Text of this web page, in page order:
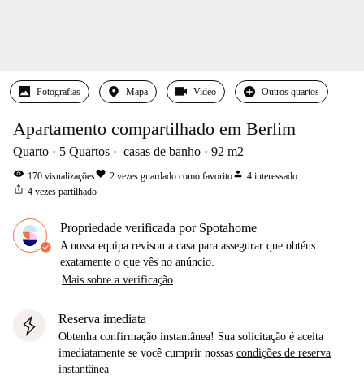
Fotografias Mapa Video Outros quartos
Apartamento compartilhado em Berlim
Quarto 5 Quartos casas de banho 92 m2
visibility 170 visualizaçõesfavorite 2 vezes guardado como favoritoperson 4 interessado
ios_share 4 vezes partilhado
Propriedade verificada por Spotahome
A nossa equipa revisou a casa para assegurar que obténs
exatamente o que vês no anúncio.
Mais sobre a verificação
Reserva imediata
Obtenha confirmação instantânea! Sua solicitação é aceita
imediatamente se você cumprir nossas condições de reserva
instantânea